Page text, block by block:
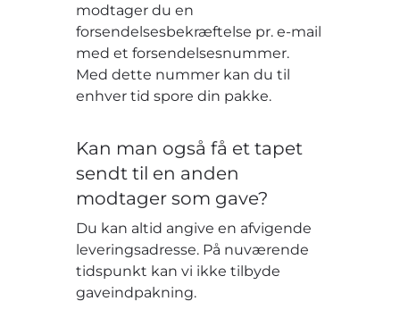
modtager du en
forsendelsesbekræftelse pr. e-mail
med et forsendelsesnummer.
Med dette nummer kan du til
enhver tid spore din pakke.
Kan man også få et tapet
sendt til en anden
modtager som gave?
Du kan altid angive en afvigende
leveringsadresse. På nuværende
tidspunkt kan vi ikke tilbyde
gaveindpakning.